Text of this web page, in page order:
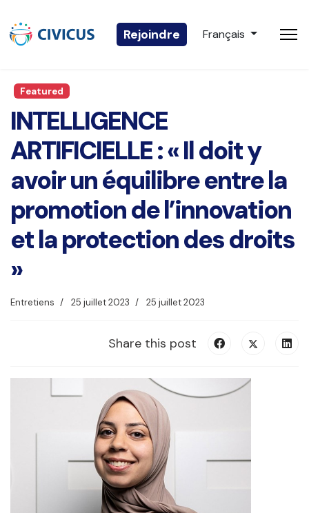
Rejoindre Sélectionnez votre
Français
Featured
INTELLIGENCE
ARTIFICIELLE : « Il doit y
avoir un équilibre entre la
promotion de l’innovation
et la protection des droits
»
Entretiens 25 juillet 2023 25 juillet 2023
Share this post